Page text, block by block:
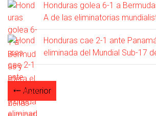
Honduras golea 6-1 a
A de las eliminatorias
Honduras cae 2-1 ante
eliminada del Mundial Sub-17
Anterior